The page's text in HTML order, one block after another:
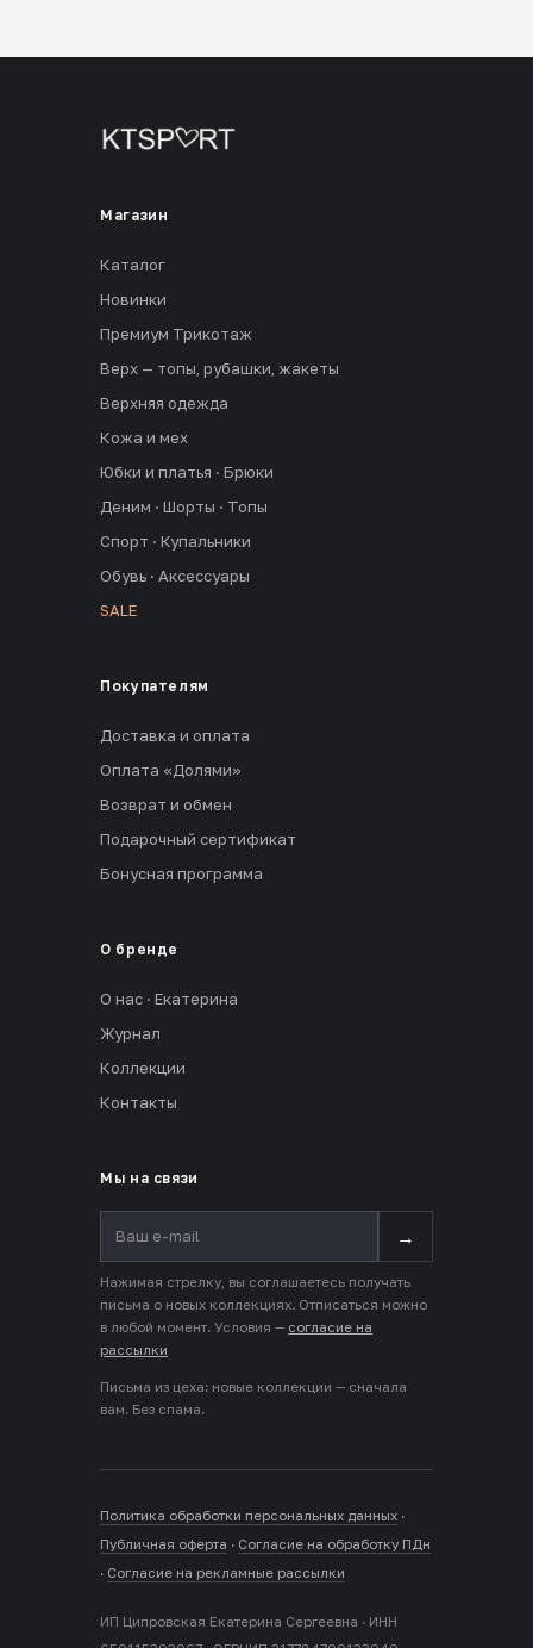
Магазин
Каталог
Новинки
Премиум Трикотаж
Верх — топы, рубашки, жакеты
Верхняя одежда
Кожа и мех
Юбки и платья · Брюки
Деним · Шорты · Топы
Спорт · Купальники
Обувь · Аксессуары
SALE
Покупателям
Доставка и оплата
Оплата «Долями»
Возврат и обмен
Подарочный сертификат
Бонусная программа
О бренде
О нас · Екатерина
Журнал
Коллекции
Контакты
Мы на связи
→
Нажимая стрелку, вы соглашаетесь получать
письма о новых коллекциях. Отписаться можно
в любой момент. Условия — согласие на
рассылки
Письма из цеха: новые коллекции — сначала
вам. Без спама.
Политика обработки персональных данных ·
Публичная оферта · Согласие на обработку ПДн
· Согласие на рекламные рассылки
ИП Ципровская Екатерина Сергеевна · ИНН